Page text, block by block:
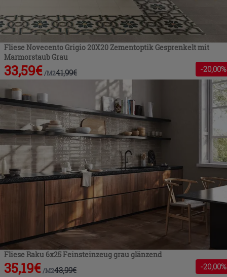
Fliese Novecento Grigio 20X20 Zementoptik Gesprenkelt mit
Marmorstaub Grau
33,59€ /M241,99€ -20,00%
Fliese Raku 6x25 Feinsteinzeug grau glänzend
35,19€ /M243,99€ -20,00%